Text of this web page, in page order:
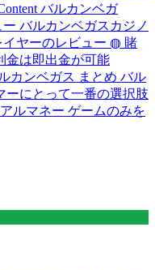
バルカンベガ
ー バルカンベガスカジノ
イヤーのレビュー ◍ 賭
金は即出金が可能
カンベガス まとめ バル
ーにとって一番の選択肢
ルマネー ゲームのみを